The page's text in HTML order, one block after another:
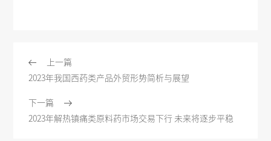
上一篇
2023年我国西药类产品外贸形势简析与展望
下一篇
2023年解热镇痛类原料药市场交易下行 未来将逐步平稳